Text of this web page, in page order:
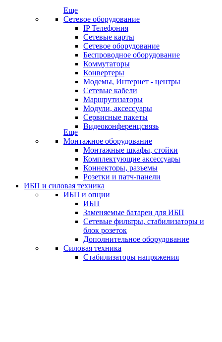
Еще
Сетевое оборудование
IP Телефония
Сетевые карты
Сетевое оборудование
Беспроводное оборудование
Коммутаторы
Конвертеры
Модемы, Интернет - центры
Сетевые кабели
Маршрутизаторы
Модули, аксессуары
Сервисные пакеты
Видеоконференцсвязь
Еще
Монтажное оборудование
Монтажные шкафы, стойки
Комплектующие аксессуары
Коннекторы, разъемы
Розетки и патч-панели
ИБП и силовая техника
ИБП и опции
ИБП
Заменяемые батареи для ИБП
Сетевые фильтры, стабилизаторы и
блок розеток
Дополнительное оборудование
Силовая техника
Стабилизаторы напряжения